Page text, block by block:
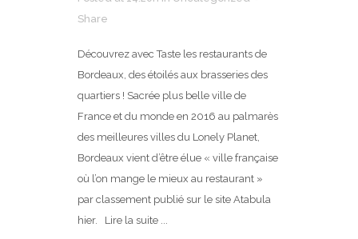
Share
Découvrez avec Taste les restaurants de
Bordeaux, des étoilés aux brasseries des
quartiers ! Sacrée plus belle ville de
France et du monde en 2016 au palmarès
des meilleures villes du Lonely Planet,
Bordeaux vient d’être élue « ville française
où l’on mange le mieux au restaurant »
par classement publié sur le site Atabula
hier. Lire la suite ...